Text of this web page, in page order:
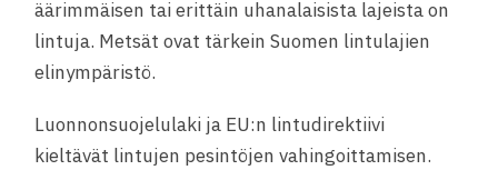
äärimmäisen tai erittäin uhanalaisista lajeista on
lintuja. Metsät ovat tärkein Suomen lintulajien
elinympäristö.
Luonnonsuojelulaki ja EU:n lintudirektiivi
kieltävät lintujen pesintöjen vahingoittamisen.